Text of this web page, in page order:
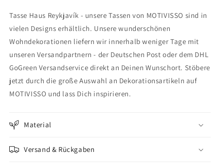
Reykjavík
Reykjavík
Tasse Haus Reykjavík - unsere Tassen von MOTIVISSO sind in
vielen Designs erhältlich. Unsere wunderschönen
Wohndekorationen liefern wir innerhalb weniger Tage mit
unseren Versandpartnern - der Deutschen Post oder dem DHL
GoGreen Versandservice direkt an Deinen Wunschort. Stöbere
jetzt durch die große Auswahl an Dekorationsartikeln auf
MOTIVISSO und lass Dich inspirieren.
Material
Versand & Rückgaben